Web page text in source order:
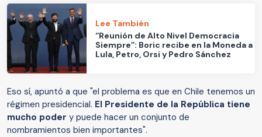
Lee También
“Reunión de Alto Nivel Democracia
Siempre”: Boric recibe en la Moneda a
Lula, Petro, Orsi y Pedro Sánchez
Eso sí, apuntó a que "el problema es que en Chile tenemos un
régimen presidencial. El Presidente de la República tiene
mucho poder y puede hacer un conjunto de
nombramientos bien importantes".